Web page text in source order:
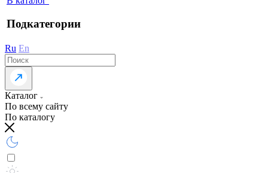
Подкатегории
Ru En
Каталог
По всему сайту
По каталогу